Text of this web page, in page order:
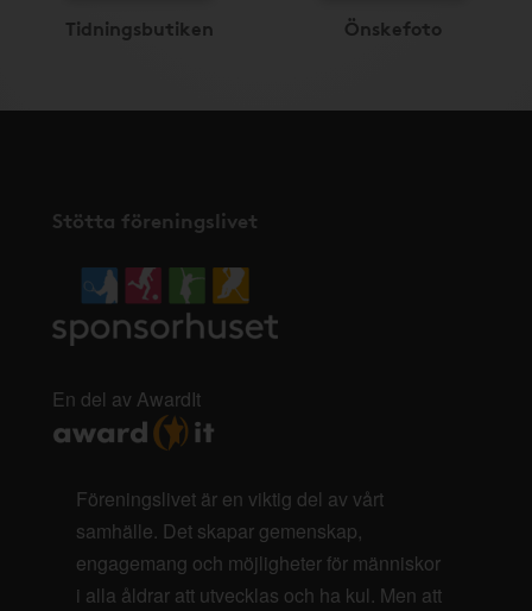
Tidningsbutiken Önskefoto
Stötta föreningslivet
En del av AwardIt
Föreningslivet är en viktig del av vårt
samhälle. Det skapar gemenskap,
engagemang och möjligheter för människor
i alla åldrar att utvecklas och ha kul. Men att